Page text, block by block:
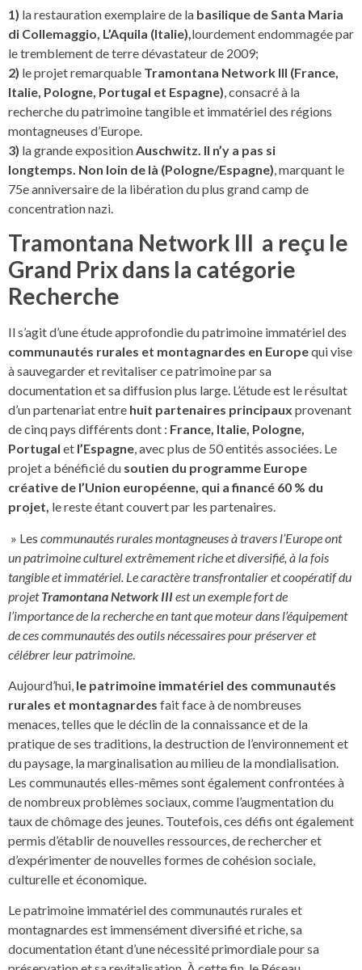
1) la restauration exemplaire de la basilique de Santa Maria
di Collemaggio, L’Aquila (Italie),lourdement endommagée par
le tremblement de terre dévastateur de 2009;
2) le projet remarquable Tramontana Network III (France,
Italie, Pologne, Portugal et Espagne), consacré à la
recherche du patrimoine tangible et immatériel des régions
montagneuses d’Europe.
3) la grande expositionAuschwitz. Il n’y a pas si
longtemps. Non loin de là (Pologne/Espagne), marquant le
75e anniversaire de la libération du plus grand camp de
concentration nazi.
Tramontana Network III a reçu le
Grand Prixdans la catégorie
Recherche
Il s’agit d’une étude approfondie du patrimoine immatériel des
communautés rurales et montagnardes en Europequi vise
à sauvegarder et revitaliser ce patrimoine par sa
documentation et sa diffusion plus large. L’étude est le résultat
d’un partenariat entre huit partenaires principaux provenant
de cinq pays différents dont : France, Italie, Pologne,
Portugal et l’Espagne, avec plus de 50 entités associées. Le
projet a bénéficié du soutien du programme Europe
créative de l’Union européenne, qui a financé 60 % du
projet, le reste étant couvert par les partenaires.
» Les communautés rurales montagneuses à travers l’Europe ont
un patrimoine culturel extrêmement riche et diversifié, à la fois
tangible et immatériel. Le caractère transfrontalier et coopératif du
projetTramontana Network IIIest un exemple fort de
l’importance de la recherche en tant que moteur dans l’équipement
de ces communautés des outils nécessaires pour préserver et
célébrer leur patrimoine
Aujourd’hui, le patrimoine immatériel des communautés
rurales et montagnardes fait face à de nombreuses
menaces, telles que le déclin de la connaissance et de la
pratique de ses traditions, la destruction de l’environnement et
du paysage, la marginalisation au milieu de la mondialisation.
Les communautés elles-mêmes sont également confrontées à
de nombreux problèmes sociaux, comme l’augmentation du
taux de chômage des jeunes. Toutefois, ces défis ont également
permis d’établir de nouvelles ressources, de rechercher et
d’expérimenter de nouvelles formes de cohésion sociale,
culturelle et économique.
Le patrimoine immatériel des communautés rurales et
montagnardes est immensément diversifié et riche, sa
documentation étant d’une nécessité primordiale pour sa